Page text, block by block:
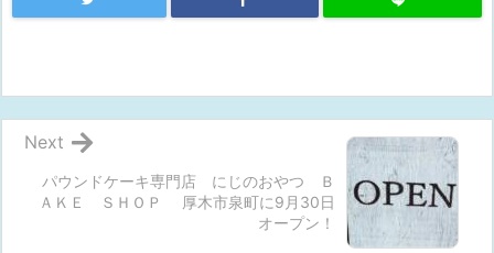
パウンドケーキ専門店 にじのおやつ Ｂ
ＡＫＥ ＳＨＯＰ 厚木市泉町に9月30日
オープン！
Next